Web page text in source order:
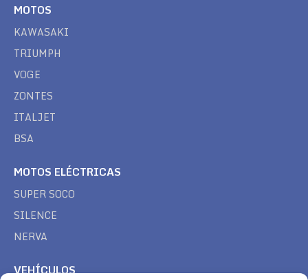
MOTOS
KAWASAKI
TRIUMPH
VOGE
ZONTES
ITALJET
BSA
MOTOS ELÉCTRICAS
SUPER SOCO
SILENCE
NERVA
VEHÍCULOS